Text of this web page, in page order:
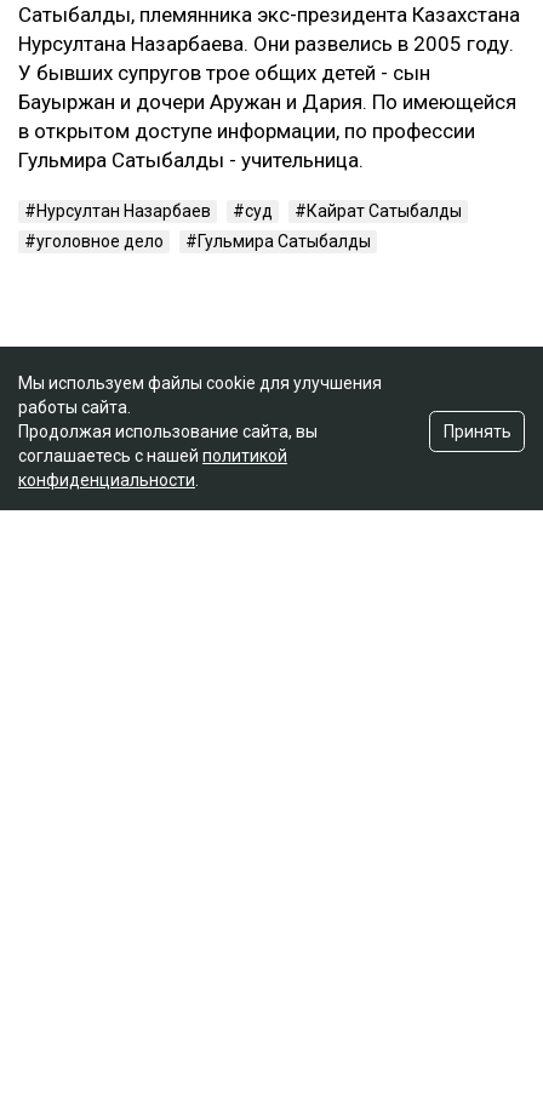
Сатыбалды, племянника экс-президента Казахстана
Нурсултана Назарбаева. Они развелись в 2005 году.
У бывших супругов трое общих детей - сын
Бауыржан и дочери Аружан и Дария. По имеющейся
в открытом доступе информации, по профессии
Гульмира Сатыбалды - учительница.
Нурсултан Назарбаев суд
Кайрат Сатыбалды
уголовное дело
Гульмира Сатыбалды
Мы используем файлы cookie для улучшения
работы сайта.
Продолжая использование сайта, вы
соглашаетесь с нашей политикой
конфиденциальности
Принять